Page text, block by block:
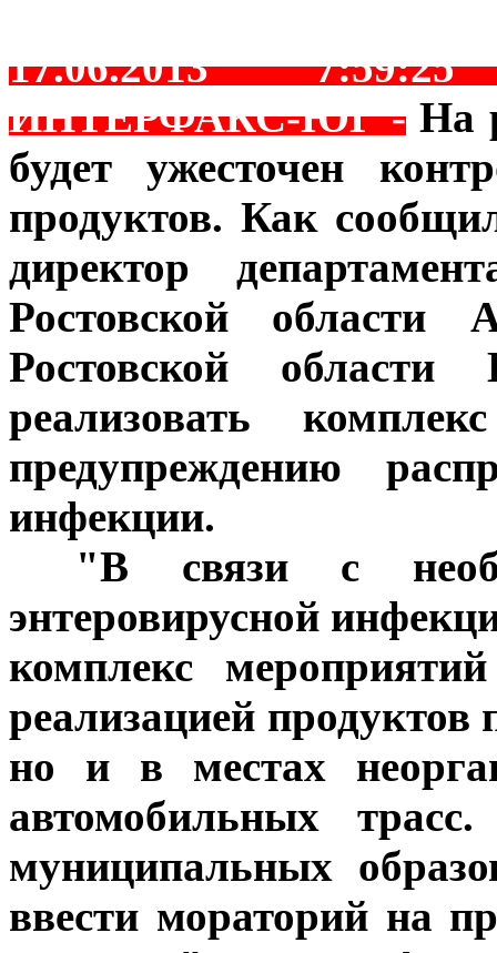
17.06.20137:59:25
ИНТЕРФАКС-ЮГ -На
будет ужесточен
продуктов. Как
директор
Ростовской области
Ростовской области
реализовать
предупреждению
инфекции.
"В связи с
энтеровирусной
комплекс
реализацией
но и в местах
автомобильных
муниципальных
ввести мораторий на